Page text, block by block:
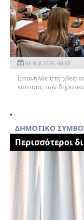
04 Φεβ 2026, 08:00
Επανήλθε στη
κόστους των
ΔΗΜΟΤΙΚΟ
Περισσότεροι